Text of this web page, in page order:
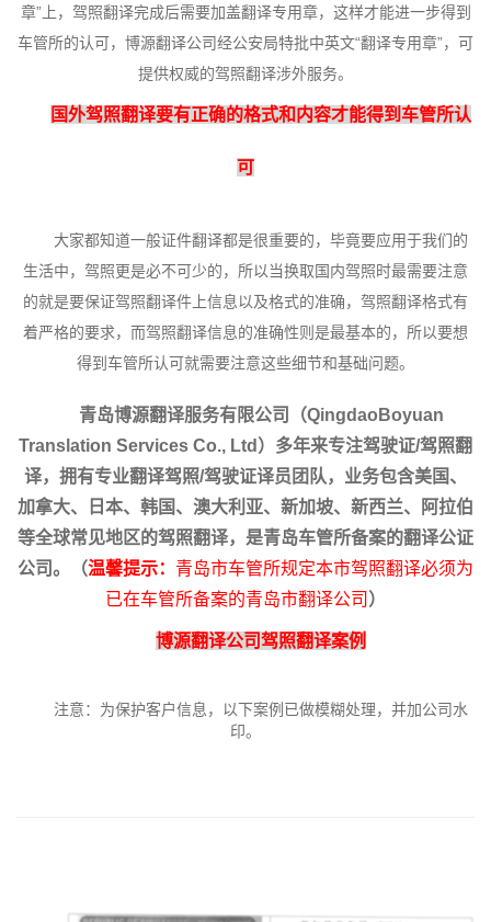
章”上，驾照翻译完成后需要加盖翻译专用章，这样才能进一步得到
车管所的认可，博源翻译公司经公安局特批中英文“翻译专用章”，可
提供权威的驾照翻译涉外服务。
国外驾照翻译要有正确的格式和内容才能得到车管所认
可
大家都知道一般证件翻译都是很重要的，毕竟要应用于我们的
生活中，驾照更是必不可少的，所以当换取国内驾照时最需要注意
的就是要保证驾照翻译件上信息以及格式的准确，驾照翻译格式有
着严格的要求，而驾照翻译信息的准确性则是最基本的，所以要想
得到车管所认可就需要注意这些细节和基础问题。
青岛博源翻译服务有限公司（QingdaoBoyuan
Translation Services Co., Ltd）多年来专注驾驶证/驾照翻
译，拥有专业翻译驾照/驾驶证译员团队，业务包含美国、
加拿大、日本、韩国、澳大利亚、新加坡、新西兰、阿拉伯
等全球常见地区的驾照翻译，是青岛车管所备案的翻译公证
公司。（温馨提示： 青岛市车管所规定本市驾照翻译必须为
已在车管所备案的青岛市翻译公司 ）
博源翻译公司驾照翻译案例
注意：为保护客户信息，以下案例已做模糊处理，并加公司水
印。